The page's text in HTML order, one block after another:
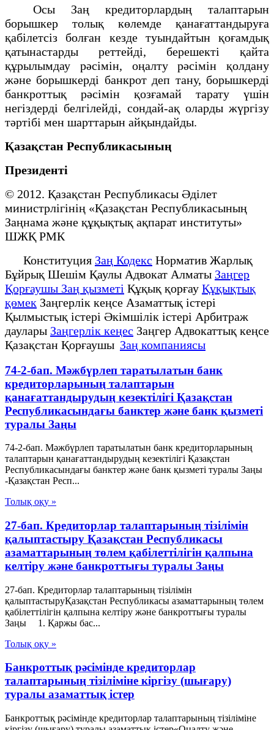
Осы Заң кредиторлардың талаптарын
борышкер толық көлемде қанағаттандыруға
қабілетсіз болған кезде туындайтын қоғамдық
қатынастарды реттейді, берешекті қайта
құрылымдау рәсімін, оңалту рәсімін қолдану
және борышкерді банкрот деп тану, борышкерді
банкроттық рәсімін қозғамай тарату үшін
негіздерді белгілейді, сондай-ақ оларды жүргізу
тәртібі мен шарттарын айқындайды.
Қазақстан Республикасының
Президенті
© 2012. Қазақстан Республикасы Әділет
министрлігінің «Қазақстан Республикасының
Заңнама және құқықтық ақпарат институты»
ШЖҚ РМК
Конституция Заң Кодекс Норматив Жарлық
Бұйрық Шешім Қаулы Адвокат Алматы Заңгер
Қорғаушы Заң қызметі Құқық қорғау Құқықтық
қөмек Заңгерлік кеңсе Азаматтық істері
Қылмыстық істері Әкімшілік істері Арбитраж
даулары Заңгерлік кеңес Заңгер Адвокаттық кеңсе
Қазақстан Қорғаушы Заң компаниясы
74-2-бап. Мәжбүрлеп таратылатын банк
кредиторларының талаптарын
қанағаттандырудың кезектілігі Қазақстан
Республикасындағы банктер және банк қызметі
туралы Заңы
74-2-бап. Мәжбүрлеп таратылатын банк кредиторларының
талаптарын қанағаттандырудың кезектілігі Қазақстан
Республикасындағы банктер және банк қызметі туралы Заңы
-Қазақстан Респ...
Толық оқу »
27-бап. Кредиторлар талаптарының тізілімін
қалыптастыру Қазақстан Республикасы
азаматтарының төлем қабілеттілігін қалпына
келтіру және банкроттығы туралы Заңы
27-бап. Кредиторлар талаптарының тізілімін
қалыптастыруҚазақстан Республикасы азаматтарының төлем
қабілеттілігін қалпына келтіру және банкроттығы туралы
Заңы 1. Қаржы бас...
Толық оқу »
Банкроттық рәсімінде кредиторлар
талаптарының тізіліміне кіргізу (шығару)
туралы азаматтық істер
Банкроттық рәсімінде кредиторлар талаптарының тізіліміне